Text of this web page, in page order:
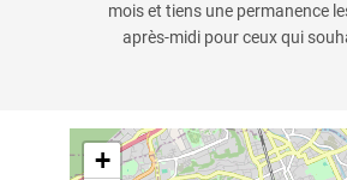
mois et tiens une permanence
après-midi pour ceux qui
+